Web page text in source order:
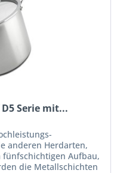
Serie mit...
anderen Herdarten,
Aufbau,
die Metallschichten